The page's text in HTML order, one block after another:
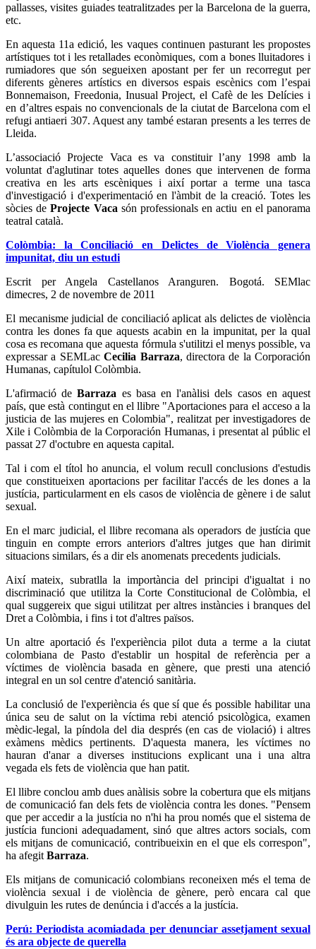
pallasses, visites guiades teatralitzades per la Barcelona de la guerra,
etc.
En aquesta 11a edició, les vaques continuen pasturant les propostes
artístiques tot i les retallades econòmiques, com a bones lluitadores i
rumiadores que són segueixen apostant per fer un recorregut per
diferents gèneres artístics en diversos espais escènics com l’espai
Bonnemaison, Freedonia, Inusual Project, el Cafè de les Delícies i
en d’altres espais no convencionals de la ciutat de Barcelona com el
refugi antiaeri 307. Aquest any també estaran presents a les terres de
Lleida.
L’associació Projecte Vaca es va constituir l’any 1998 amb la
voluntat d'aglutinar totes aquelles dones que intervenen de forma
creativa en les arts escèniques i així portar a terme una tasca
d'investigació i d'experimentació en l'àmbit de la creació. Totes les
sòcies deProjecte Vaca són professionals en actiu en el panorama
teatral català.
Colòmbia: la Conciliació en Delictes de Violència genera
impunitat, diu un estudi
Escrit per Angela Castellanos Aranguren. Bogotá. SEMlac
dimecres, 2 de novembre de 2011
El mecanisme judicial de conciliació aplicat als delictes de violència
contra les dones fa que aquests acabin en la impunitat, per la qual
cosa es recomana que aquesta fórmula s'utilitzi el menys possible, va
expressar a SEMLacCecilia Barraza, directora de la Corporación
Humanas, capítulol Colòmbia.
L'afirmació deBarraza es basa en l'anàlisi dels casos en aquest
país, que està contingut en el llibre "Aportaciones para el acceso a la
justicia de las mujeres en Colombia", realitzat per investigadores de
Xile i Colòmbia de la Corporación Humanas, i presentat al públic el
passat 27 d'octubre en aquesta capital.
Tal i com el títol ho anuncia, el volum recull conclusions d'estudis
que constitueixen aportacions per facilitar l'accés de les dones a la
justícia, particularment en els casos de violència de gènere i de salut
sexual.
En el marc judicial, el llibre recomana als operadors de justícia que
tinguin en compte errors anteriors d'altres jutges que han dirimit
situacions similars, és a dir els anomenats precedents judicials.
Així mateix, subratlla la importància del principi d'igualtat i no
discriminació que utilitza la Corte Constitucional de Colòmbia, el
qual suggereix que sigui utilitzat per altres instàncies i branques del
Dret a Colòmbia, i fins i tot d'altres països.
Un altre aportació és l'experiència pilot duta a terme a la ciutat
colombiana de Pasto d'establir un hospital de referència per a
víctimes de violència basada en gènere, que presti una atenció
integral en un sol centre d'atenció sanitària.
La conclusió de l'experiència és que sí que és possible habilitar una
única seu de salut on la víctima rebi atenció psicològica, examen
mèdic-legal, la píndola del dia després (en cas de violació) i altres
exàmens mèdics pertinents. D'aquesta manera, les víctimes no
hauran d'anar a diverses institucions explicant una i una altra
vegada els fets de violència que han patit.
El llibre conclou amb dues anàlisis sobre la cobertura que els mitjans
de comunicació fan dels fets de violència contra les dones. "Pensem
que per accedir a la justícia no n'hi ha prou només que el sistema de
justícia funcioni adequadament, sinó que altres actors socials, com
els mitjans de comunicació, contribueixin en el que els correspon",
ha afegitBarraza.
Els mitjans de comunicació colombians reconeixen més el tema de
violència sexual i de violència de gènere, però encara cal que
divulguin les rutes de denúncia i d'accés a la justícia.
Perú: Periodista acomiadada per denunciar assetjament sexual
és ara objecte de querella